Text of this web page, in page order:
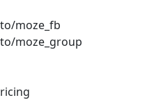
moze_fb
moze_group